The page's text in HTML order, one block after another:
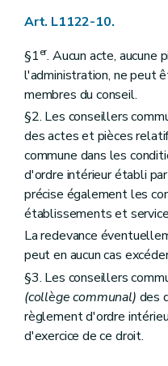
Art.
Art.
Art.
Art.
Art.
Art.
Art.
Art.
Section 8
Art.
Art.
Art.
Chapitre III
Section
Art.
Section 2
Art.
Art.
Chapitre IV
Art. L1122-10.
§1er. Aucun acte, aucune
l'administration, ne peut
membres du conseil.
§2. Les conseillers
des actes et pièces
commune dans les
d'ordre intérieur établi
précise également les
établissements et
La redevance
peut en aucun cas
§3. Les conseillers
(collège communal) des
règlement d'ordre
d'exercice de ce droit.